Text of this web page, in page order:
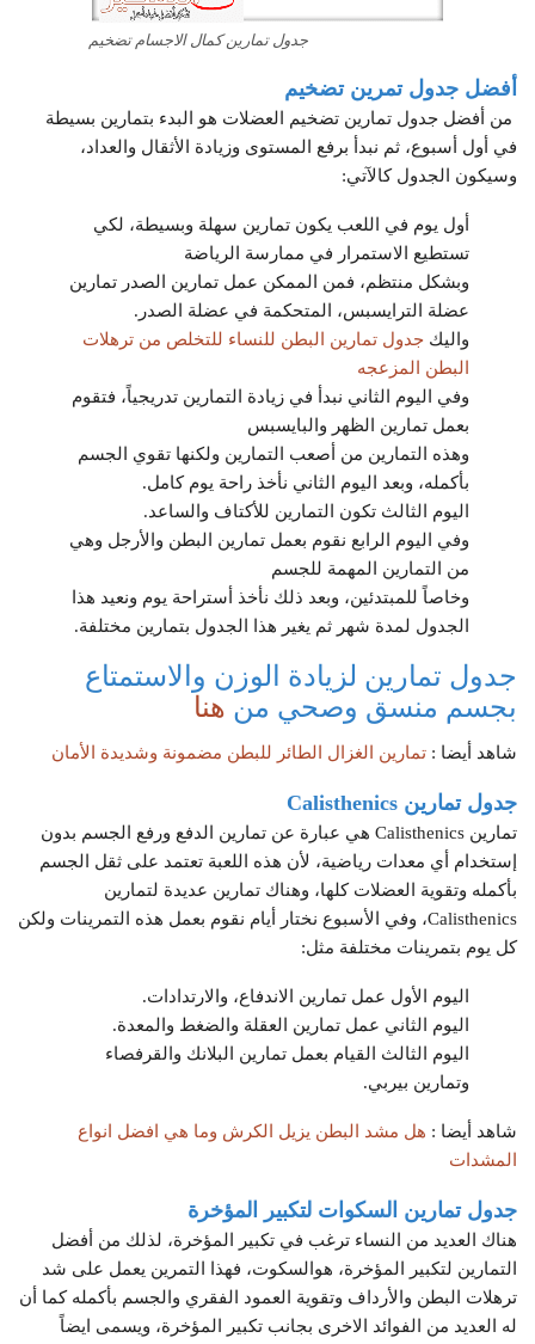
جدول تمارين كمال الاجسام تضخيم
أفضل جدول تمرين تضخيم
من أفضل جدول تمارين تضخيم العضلات هو البدء بتمارين بسيطة
في أول أسبوع، ثم نبدأ برفع المستوى وزيادة الأثقال والعداد،
وسيكون الجدول كالآتي:
أول يوم في اللعب يكون تمارين سهلة وبسيطة، لكي
تستطيع الاستمرار في ممارسة الرياضة
وبشكل منتظم، فمن الممكن عمل تمارين الصدر تمارين
عضلة الترايسبس، المتحكمة في عضلة الصدر.
واليك جدول تمارين البطن للنساء للتخلص من ترهلات
البطن المزعجه
وفي اليوم الثاني نبدأ في زيادة التمارين تدريجياً، فتقوم
بعمل تمارين الظهر والبايسبس
وهذه التمارين من أصعب التمارين ولكنها تقوي الجسم
بأكمله، وبعد اليوم الثاني نأخذ راحة يوم كامل.
اليوم الثالث تكون التمارين للأكتاف والساعد.
وفي اليوم الرابع نقوم بعمل تمارين البطن والأرجل وهي
من التمارين المهمة للجسم
وخاصاً للمبتدئين، وبعد ذلك نأخذ أستراحة يوم ونعيد هذا
الجدول لمدة شهر ثم يغير هذا الجدول بتمارين مختلفة.
جدول تمارين لزيادة الوزن والاستمتاع
بجسم منسق وصحي من هنا
شاهد أيضا : تمارين الغزال الطائر للبطن مضمونة وشديدة الأمان
جدول تمارين Calisthenics
تمارين Calisthenics هي عبارة عن تمارين الدفع ورفع الجسم بدون
إستخدام أي معدات رياضية، لأن هذه اللعبة تعتمد على ثقل الجسم
بأكمله وتقوية العضلات كلها، وهناك تمارين عديدة لتمارين
Calisthenics، وفي الأسبوع نختار أيام نقوم بعمل هذه التمرينات ولكن
كل يوم بتمرينات مختلفة مثل:
اليوم الأول عمل تمارين الاندفاع، والارتدادات.
اليوم الثاني عمل تمارين العقلة والضغط والمعدة.
اليوم الثالث القيام بعمل تمارين البلانك والقرفصاء
وتمارين بيربي.
شاهد أيضا : هل مشد البطن يزيل الكرش وما هي افضل انواع
المشدات
جدول تمارين السكوات لتكبير المؤخرة
هناك العديد من النساء ترغب في تكبير المؤخرة، لذلك من أفضل
التمارين لتكبير المؤخرة، هوالسكوت، فهذا التمرين يعمل على شد
ترهلات البطن والأرداف وتقوية العمود الفقري والجسم بأكمله كما أن
له العديد من الفوائد الاخرى بجانب تكبير المؤخرة، ويسمى ايضاً